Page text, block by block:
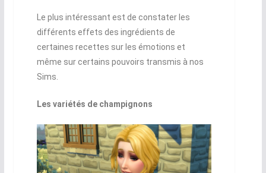
Le plus intéressant est de constater les
différents effets des ingrédients de
certaines recettes sur les émotions et
même sur certains pouvoirs transmis à nos
Sims.
Les variétés de champignons